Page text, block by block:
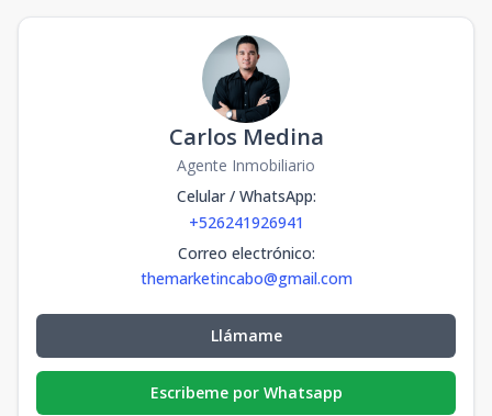
Carlos Medina
Agente Inmobiliario
Celular / WhatsApp:
+526241926941
Correo electrónico:
themarketincabo@gmail.com
Llámame
Escribeme por Whatsapp